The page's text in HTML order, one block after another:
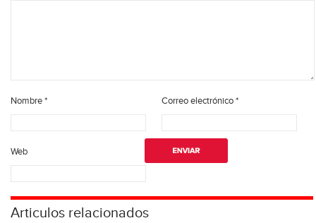
Nombre* Correo electrónico*
Web
Articulos relacionados